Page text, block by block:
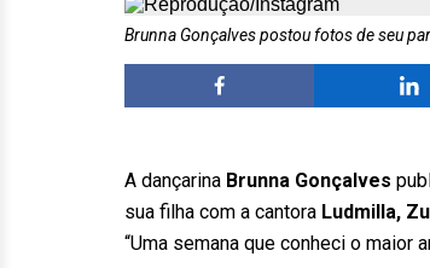
Brunna Gonçalves postou fotos de seu
A dançarina Brunna Gonçalves
sua filha com a cantora Ludmilla,
“Uma semana que conheci o maior